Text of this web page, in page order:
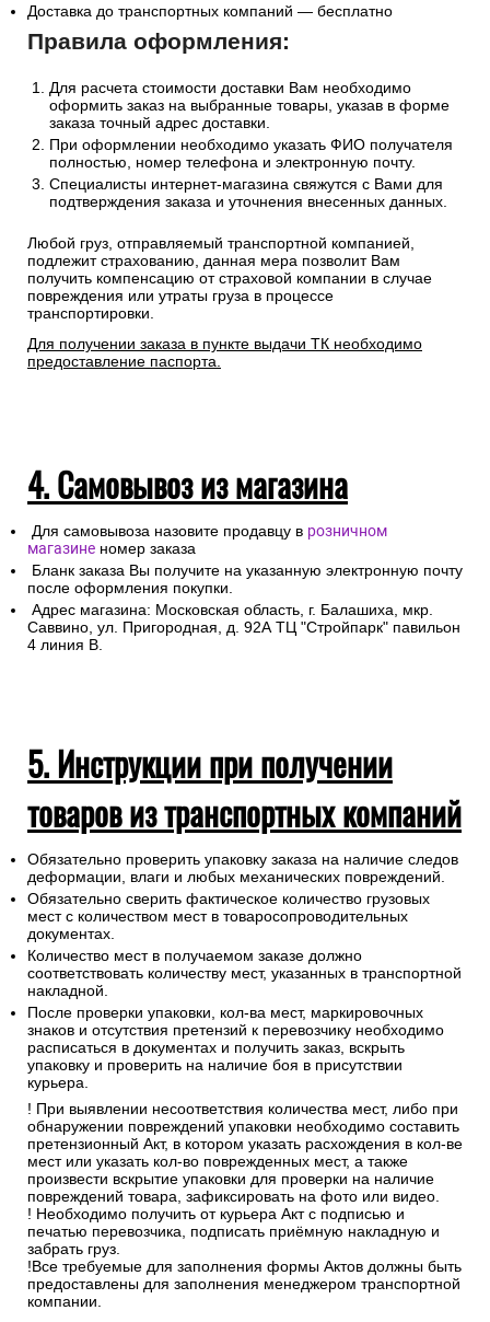
Доставка до транспортных компаний — бесплатно
Правила оформления:
Для расчета стоимости доставки Вам необходимо
оформить заказ на выбранные товары, указав в форме
заказа точный адрес доставки.
При оформлении необходимо указать ФИО получателя
полностью, номер телефона и электронную почту.
Специалисты интернет-магазина свяжутся с Вами для
подтверждения заказа и уточнения внесенных данных.
Любой груз, отправляемый транспортной компанией,
подлежит страхованию, данная мера позволит Вам
получить компенсацию от страховой компании в случае
повреждения или утраты груза в процессе
транспортировки.
Для получении заказа в пункте выдачи ТК необходимо
предоставление паспорта.
4. Самовывоз из магазина
Для самовывоза назовите продавцу в розничном
магазине номер заказа
Бланк заказа Вы получите на указанную электронную почту
после оформления покупки.
Адрес магазина: Московская область, г. Балашиха, мкр.
Саввино, ул. Пригородная, д. 92А ТЦ "Стройпарк" павильон
4 линия В.
5. Инструкции при получении
товаров из транспортных компаний
Обязательно проверить упаковку заказа на наличие следов
деформации, влаги и любых механических повреждений.
Обязательно сверить фактическое количество грузовых
мест с количеством мест в товаросопроводительных
документах.
Количество мест в получаемом заказе должно
соответствовать количеству мест, указанных в транспортной
накладной.
После проверки упаковки, кол-ва мест, маркировочных
знаков и отсутствия претензий к перевозчику необходимо
расписаться в документах и получить заказ, вскрыть
упаковку и проверить на наличие боя в присутствии
курьера.
! При выявлении несоответствия количества мест, либо при
обнаружении повреждений упаковки необходимо составить
претензионный Акт, в котором указать расхождения в кол-ве
мест или указать кол-во поврежденных мест, а также
произвести вскрытие упаковки для проверки на наличие
повреждений товара, зафиксировать на фото или видео.
! Необходимо получить от курьера Акт с подписью и
печатью перевозчика, подписать приёмную накладную и
забрать груз.
!Все требуемые для заполнения формы Актов должны быть
предоставлены для заполнения менеджером транспортной
компании.